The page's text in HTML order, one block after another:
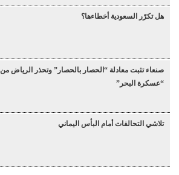
هل تكرّر السعودية أخطاءها؟
صنعاء تثبت معادلة “الحصار بالحصار” وتحذر الرياض من
“عسكرة البحر”
تلاشي التحالفات أمام البأس اليماني